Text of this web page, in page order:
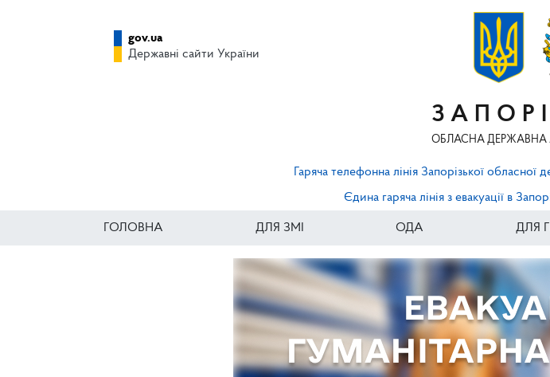
ОБЛАСНА ДЕРЖАВНА
gov.ua
Державні сайти України
Гаряча телефонна лінія Запорізької обласної
Єдина гаряча лінія з евакуації в
ГОЛОВНА ДЛЯ ЗМІ ОДА ДЛЯ